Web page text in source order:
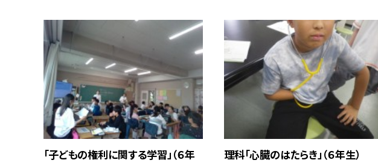
「子どもの権利に関する学習」（６年
理科「心臓のはたらき」（６年生）